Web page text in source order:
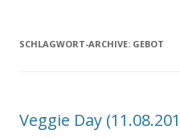
SCHLAGWORT-ARCHIVE: GEBOT
Veggie Day